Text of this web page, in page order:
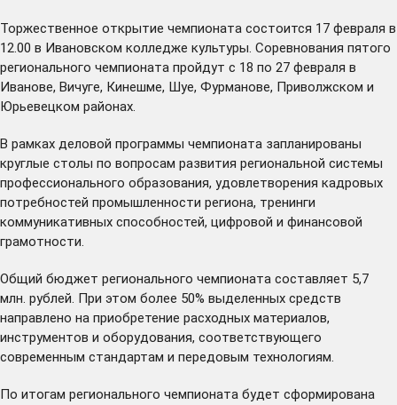
Торжественное открытие чемпионата состоится 17 февраля в
12.00 в Ивановском колледже культуры. Соревнования пятого
регионального чемпионата пройдут с 18 по 27 февраля в
Иванове, Вичуге, Кинешме, Шуе, Фурманове, Приволжском и
Юрьевецком районах.
В рамках деловой программы чемпионата запланированы
круглые столы по вопросам развития региональной системы
профессионального образования, удовлетворения кадровых
потребностей промышленности региона, тренинги
коммуникативных способностей, цифровой и финансовой
грамотности.
Общий бюджет регионального чемпионата составляет 5,7
млн. рублей. При этом более 50% выделенных средств
направлено на приобретение расходных материалов,
инструментов и оборудования, соответствующего
современным стандартам и передовым технологиям.
По итогам регионального чемпионата будет сформирована